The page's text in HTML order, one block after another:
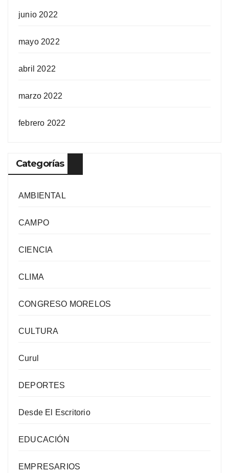
junio 2022
mayo 2022
abril 2022
marzo 2022
febrero 2022
Categorías
AMBIENTAL
CAMPO
CIENCIA
CLIMA
CONGRESO MORELOS
CULTURA
Curul
DEPORTES
Desde El Escritorio
EDUCACIÓN
EMPRESARIOS